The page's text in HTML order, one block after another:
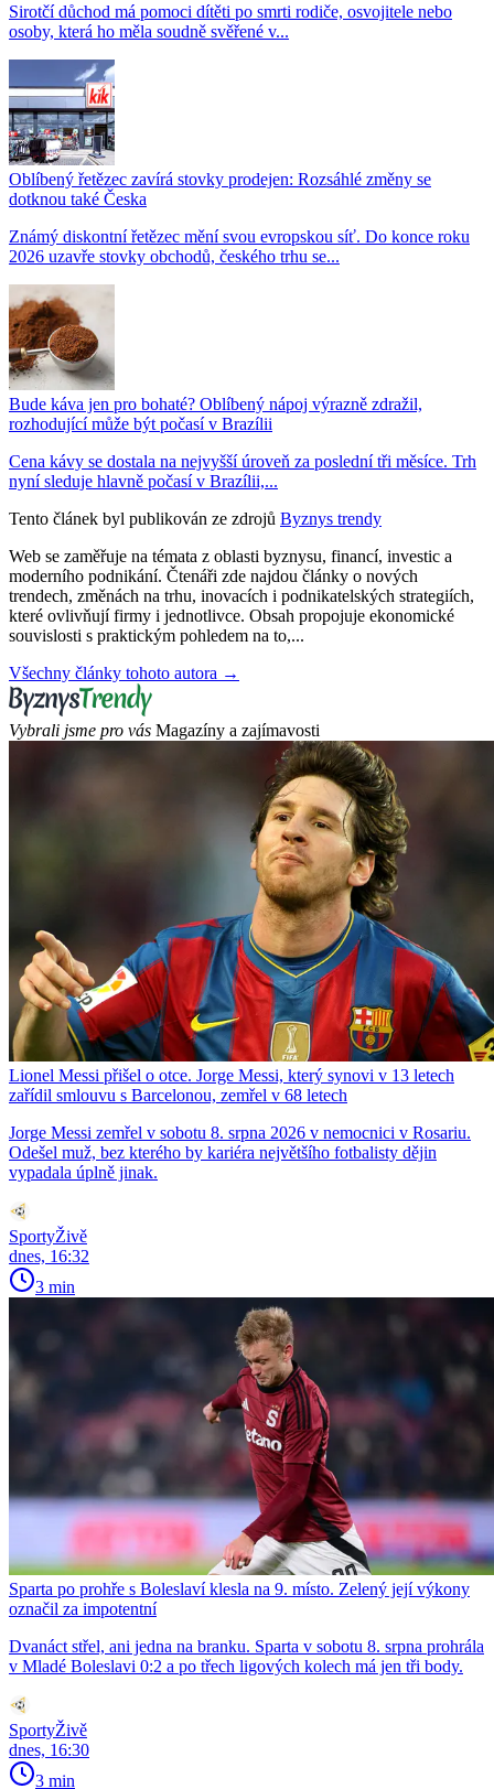
Sirotčí důchod má pomoci dítěti po smrti rodiče, osvojitele nebo
osoby, která ho měla soudně svěřené v...
Oblíbený řetězec zavírá stovky prodejen: Rozsáhlé změny se
dotknou také Česka
Známý diskontní řetězec mění svou evropskou síť. Do konce roku
2026 uzavře stovky obchodů, českého trhu se...
Bude káva jen pro bohaté? Oblíbený nápoj výrazně zdražil,
rozhodující může být počasí v Brazílii
Cena kávy se dostala na nejvyšší úroveň za poslední tři měsíce. Trh
nyní sleduje hlavně počasí v Brazílii,...
Tento článek byl publikován ze zdrojů Byznys trendy
Web se zaměřuje na témata z oblasti byznysu, financí, investic a
moderního podnikání. Čtenáři zde najdou články o nových
trendech, změnách na trhu, inovacích i podnikatelských strategiích,
které ovlivňují firmy i jednotlivce. Obsah propojuje ekonomické
souvislosti s praktickým pohledem na to,...
Všechny články tohoto autora →
Vybrali jsme pro vás Magazíny a zajímavosti
Lionel Messi přišel o otce. Jorge Messi, který synovi v 13 letech
zařídil smlouvu s Barcelonou, zemřel v 68 letech
Jorge Messi zemřel v sobotu 8. srpna 2026 v nemocnici v Rosariu.
Odešel muž, bez kterého by kariéra největšího fotbalisty dějin
vypadala úplně jinak.
SportyŽivě
dnes, 16:32
3 min
Sparta po prohře s Boleslaví klesla na 9. místo. Zelený její výkony
označil za impotentní
Dvanáct střel, ani jedna na branku. Sparta v sobotu 8. srpna prohrála
v Mladé Boleslavi 0:2 a po třech ligových kolech má jen tři body.
SportyŽivě
dnes, 16:30
3 min